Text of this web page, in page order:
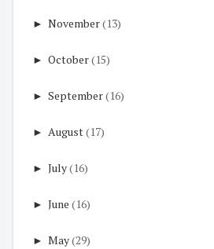
► November(13)
► October(15)
► September(16)
► August(17)
► July(16)
► June (16)
► May(29)